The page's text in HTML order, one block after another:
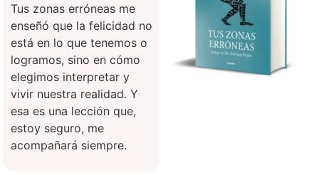
Tus zonas erróneas me
enseñó que la felicidad no
está en lo que tenemos o
logramos, sino en cómo
elegimos interpretar y
vivir nuestra realidad. Y
esa es una lección que,
estoy seguro, me
acompañará siempre.